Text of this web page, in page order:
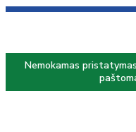
Nemokamas